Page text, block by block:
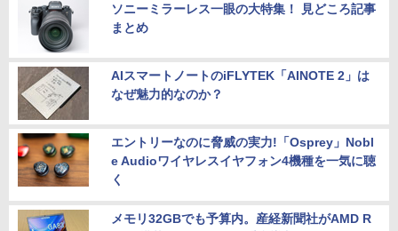
ソニーミラーレス一眼の大特集！ 見どころ記事
まとめ
AIスマートノートのiFLYTEK「AINOTE 2」は
なぜ魅力的なのか？
エントリーなのに脅威の実力!「Osprey」Nobl
e Audioワイヤレスイヤフォン4機種を一気に聴
く
メモリ32GBでも予算内。産経新聞社がAMD R